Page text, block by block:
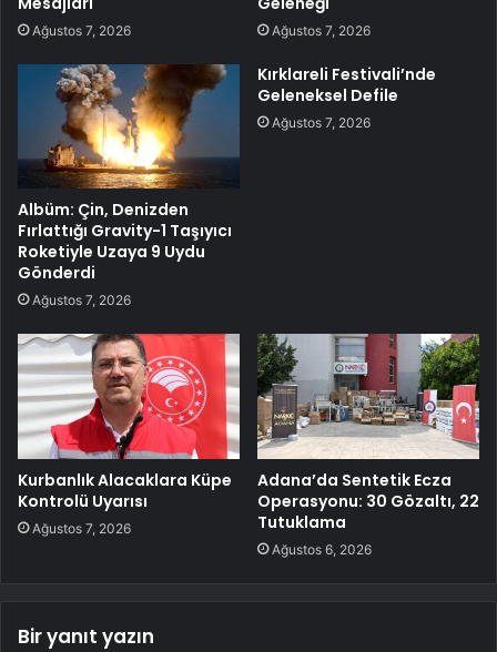
Ağustos 7, 2026 Ağustos 7, 2026
Albüm: Çin, Denizden
Fırlattığı Gravity-1 Taşıyıcı
Roketiyle Uzaya 9 Uydu
Gönderdi
Ağustos 7, 2026
Kırklareli Festivali’nde
Geleneksel Defile
Ağustos 7, 2026
Kurbanlık Alacaklara Küpe
Kontrolü Uyarısı
Ağustos 7, 2026
Adana’da Sentetik Ecza
Operasyonu: 30 Gözaltı, 22
Tutuklama
Ağustos 6, 2026
Bir yanıt yazın